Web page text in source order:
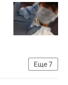
Еще7